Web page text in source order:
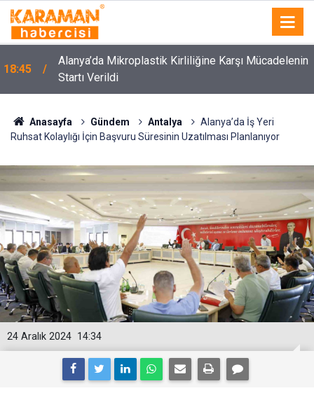
18:45
Alanya’da Mikroplastik Kirliliğine Karşı Mücadelenin
Startı Verildi
Anasayfa Gündem Antalya
Alanya’da İş Yeri
Ruhsat Kolaylığı İçin Başvuru Süresinin Uzatılması Planlanıyor
14:34
24 Aralık 2024